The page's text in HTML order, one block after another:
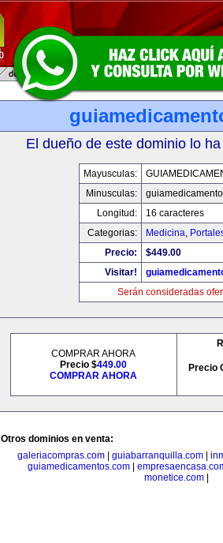
El dueño de este dominio lo
Mayusculas:
Minusculas:
Longitud:
16 caracteres
Categorias:
Medicina,
Precio:
$449.00
Visitar!
Serán consideradas
COMPRAR AHORA
Precio $449.00
COMPRAR AHORA
Precio
Otros dominios en venta:
galeriacompras.com
guiabarranquilla.com
guiamedicamentos.com|
monetice.com